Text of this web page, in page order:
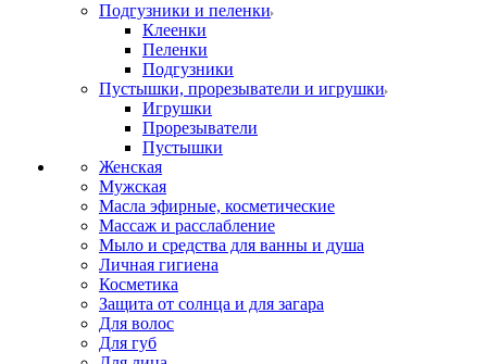
Подгузники и пеленки
Клеенки
Пеленки
Подгузники
Пустышки, прорезыватели и игрушки
Игрушки
Прорезыватели
Пустышки
Женская
Мужская
Масла эфирные, косметические
Массаж и расслабление
Мыло и средства для ванны и душа
Личная гигиена
Косметика
Защита от солнца и для загара
Для волос
Для губ